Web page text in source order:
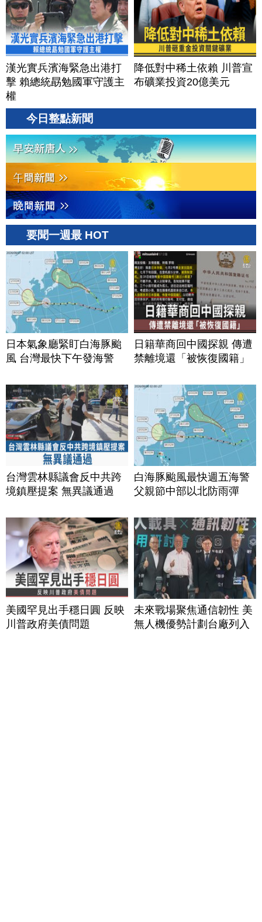
漢光實兵濱海緊急出港打
擊 賴總統勗勉國軍守護主
權
降低對中稀土依賴 川普宣
布礦業投資20億美元
今日整點新聞
要聞一週最 HOT
日本氣象廳緊盯白海豚颱
風 台灣最快下午發海警
日籍華商回中國探親 傳遭
禁離境還「被恢復國籍」
台灣雲林縣議會反中共跨
境鎮壓提案 無異議通過
白海豚颱風最快週五海警
父親節中部以北防雨彈
美國罕見出手穩日圓 反映
川普政府美債問題
未來戰場聚焦通信韌性 美
無人機優勢計劃台廠列入